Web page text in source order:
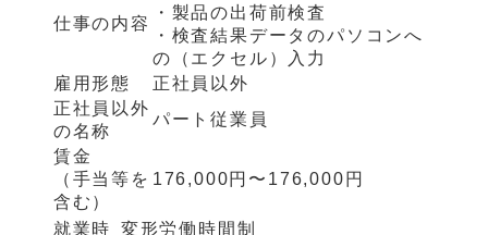
仕事の内容
・製品の出荷前検査
・検査結果データのパソコンへ
の（エクセル）入力
雇用形態
正社員以外
正社員以外
の名称
パート従業員
賃金
（手当等を
含む）
176,000円〜176,000円
就業時
変形労働時間制